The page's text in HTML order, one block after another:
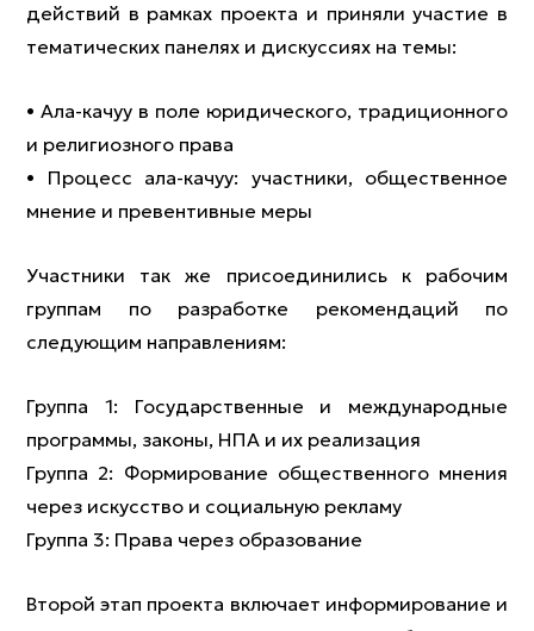
действий в рамках проекта и приняли участие в
тематических панелях и дискуссиях на темы:
• Ала-качуу в поле юридического, традиционного
и религиозного права
• Процесс ала-качуу: участники, общественное
мнение и превентивные меры
Участники так же присоединились к рабочим
группам по разработке рекомендаций по
следующим направлениям:
Группа 1: Государственные и международные
программы, законы, НПА и их реализация
Группа 2: Формирование общественного мнения
через искусство и социальную рекламу
Группа 3: Права через образование
Второй этап проекта включает информирование и